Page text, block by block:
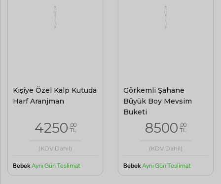
Kişiye Özel Kalp Kutuda
Harf Aranjman
4250 ,00
TL
(KDV Dahil)
BebekAynı Gün Teslimat
Görkemli Şahane
Büyük Boy Mevsim
Buketi
8500 ,00
TL
(KDV Dahil)
BebekAynı Gün Teslimat